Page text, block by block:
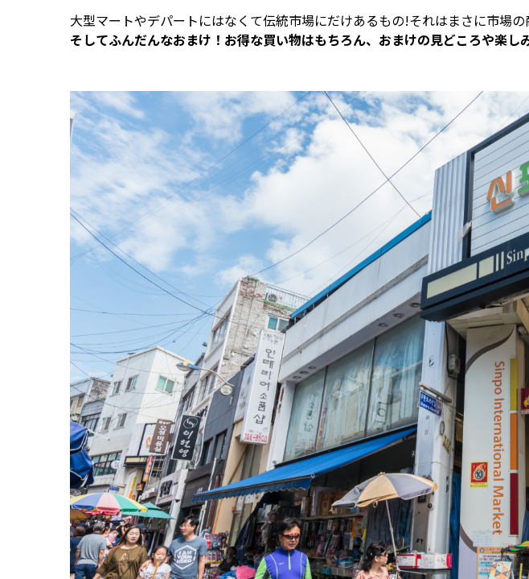
大型マートやデパートにはなくて伝統市場にだけあるもの!それはまさに市場の
そしてふんだんなおまけ！お得な買い物はもちろん、おまけの見どころや楽